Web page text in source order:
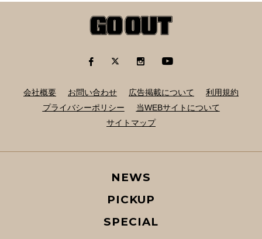
会社概要 お問い合わせ 広告掲載について
利用規約
プライバシーポリシー
当WEBサイトについて
サイトマップ
NEWS
PICKUP
SPECIAL